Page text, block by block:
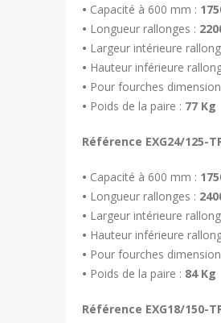
• Capacité à 600 mm :
• Longueur rallonges :
• Largeur intérieure
• Hauteur inférieure
• Pour fourches
• Poids de la paire : 77 Kg
Référence EXG24/125-
• Capacité à 600 mm :
• Longueur rallonges :
• Largeur intérieure
• Hauteur inférieure
• Pour fourches
• Poids de la paire : 84 Kg
Référence EXG18/150-